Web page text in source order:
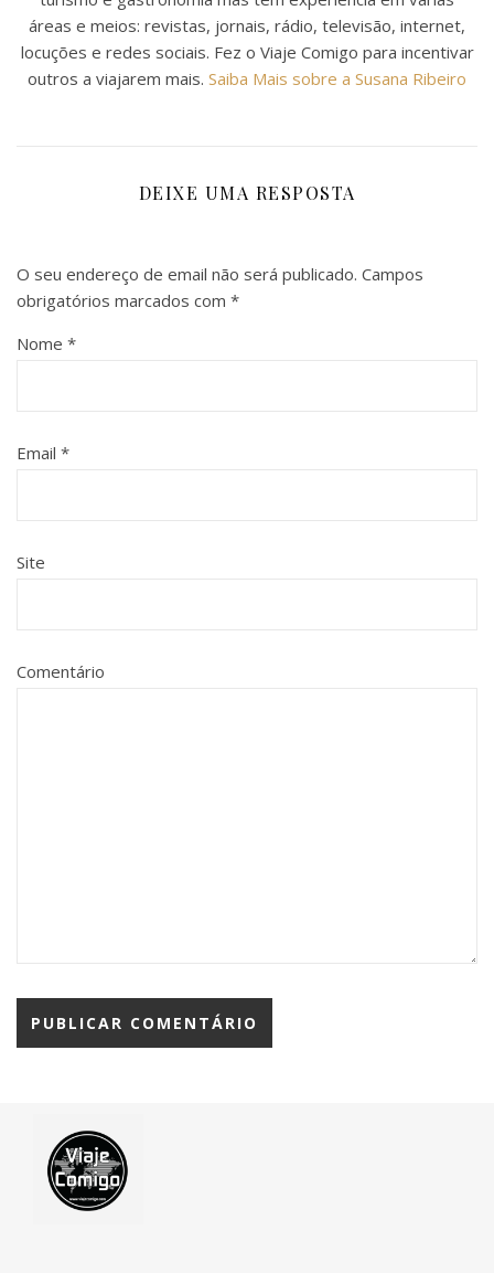
áreas e meios: revistas, jornais, rádio, televisão, internet,
locuções e redes sociais. Fez o Viaje Comigo para incentivar
outros a viajarem mais. Saiba Mais sobre a Susana Ribeiro
DEIXE UMA RESPOSTA
O seu endereço de email não será publicado. Campos
obrigatórios marcados com *
Nome *
Email *
Site
Comentário